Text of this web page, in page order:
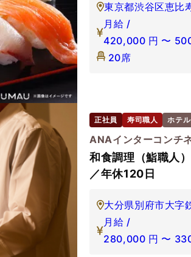
東京都渋谷区恵比
月給 /
420,000 円 〜
20席
正社員 寿司職人 ホテ
ANAインターコンチ
和食調理（鮨職人
／年休120日
大分県別府市大字
月給 /
280,000 円 〜